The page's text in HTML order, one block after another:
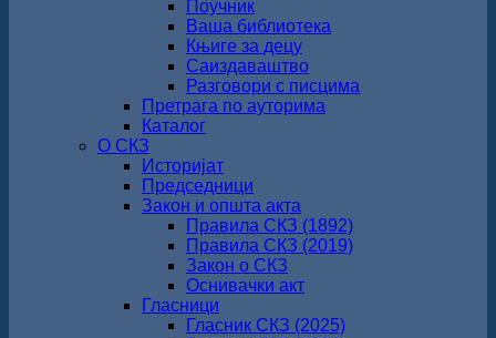
Поучник
Ваша библиотека
Књиге за децу
Саиздаваштво
Разговори с писцима
Претрага по ауторима
Каталог
О СКЗ
Историјат
Председници
Закон и општа акта
Правила СКЗ (1892)
Правила СКЗ (2019)
Закон о СКЗ
Оснивачки акт
Гласници
Гласник СКЗ (2025)